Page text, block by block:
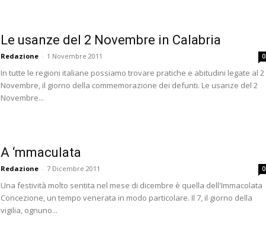
Le usanze del 2 Novembre in Calabria
Redazione - 1 Novembre 2011 0
In tutte le regioni italiane possiamo trovare pratiche e abitudini legate al 2
Novembre, il giorno della commemorazione dei defunti. Le usanze del 2
Novembre...
A ‘mmaculata
Redazione - 7 Dicembre 2011 0
Una festività molto sentita nel mese di dicembre è quella dell'Immacolata
Concezione, un tempo venerata in modo particolare. Il 7, il giorno della
vigilia, ognuno...